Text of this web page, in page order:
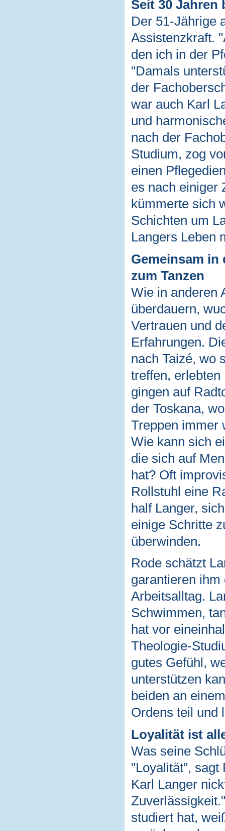
Seit 30 Jahren
Der 51-Jährige
Assistenzkraft.
den ich in der
"Damals
der
war auch Karl
und
nach der
Studium, zog
einen
es nach einiger
kümmerte sich
Schichten um
Langers Leben
Gemeinsam in
zum Tanzen
Wie in anderen
überdauern,
Vertrauen und
Erfahrungen.
nach Taizé, wo
treffen,
gingen auf
der Toskana,
Treppen immer
Wie kann sich
die sich auf
hat? Oft
Rollstuhl eine
half Langer,
einige Schritte
überwinden.
Rode schätzt
garantieren
Arbeitsalltag.
Schwimmen,
hat vor
Theologie-
gutes Gefühl,
unterstützen
beiden an
Ordens teil und
Loyalität ist
Was seine
"Loyalität", sagt
Karl Langer
studiert hat,